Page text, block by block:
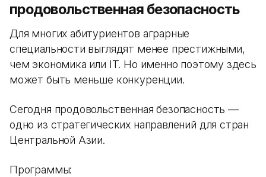
продовольственная безопасность
Для многих абитуриентов аграрные
специальности выглядят менее престижными,
чем экономика или IT. Но именно поэтому здесь
может быть меньше конкуренции.
Сегодня продовольственная безопасность —
одно из стратегических направлений для стран
Центральной Азии.
Программы: